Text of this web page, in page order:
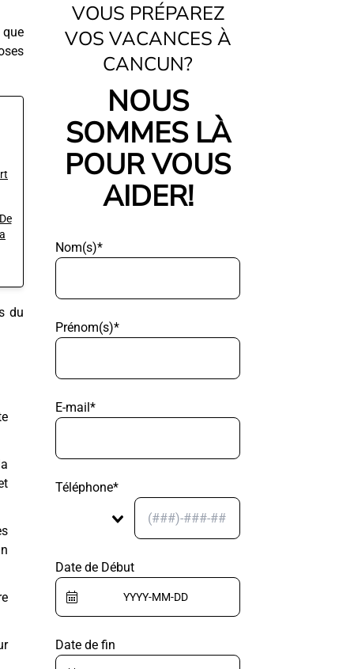
du
VOUS PRÉPAREZ
VOS VACANCES À
CANCUN?
NOUS
SOMMES LÀ
POUR VOUS
AIDER!
Nom(s)*
Prénom(s)*
E-mail*
Téléphone*
Date de Début
Date de fin